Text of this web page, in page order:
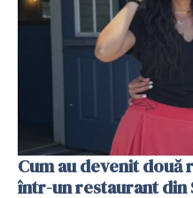
Cum au devenit
într-un restaurant din